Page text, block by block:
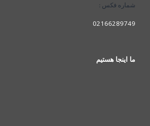
شماره فکس :
02166289749
ما اینجا هستیم